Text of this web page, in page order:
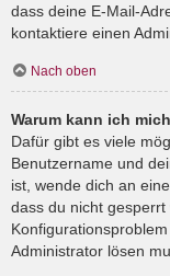
dass deine E-Mail-
kontaktiere einen
Nach oben
Warum kann ich
Dafür gibt es viele
Benutzername und
ist, wende dich an
dass du nicht
Administrator lösen